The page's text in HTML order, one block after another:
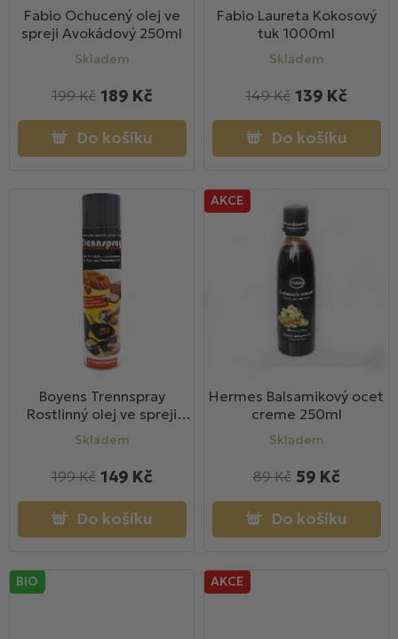
Fabio Ochucený olej ve
spreji Avokádový 250ml
Skladem
189 Kč
199 Kč
Do košíku
Fabio Laureta Kokosový
tuk 1000ml
Skladem
139 Kč
149 Kč
Do košíku
Boyens Trennspray
Rostlinný olej ve spreji
600ml
Skladem
149 Kč
199 Kč
Do košíku
AKCE
Hermes Balsamikový ocet
creme 250ml
Skladem
59 Kč
89 Kč
Do košíku
BIO AKCE